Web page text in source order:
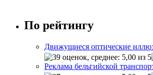
По рейтингу
Движущиеся оптические
Реклама бельгийской